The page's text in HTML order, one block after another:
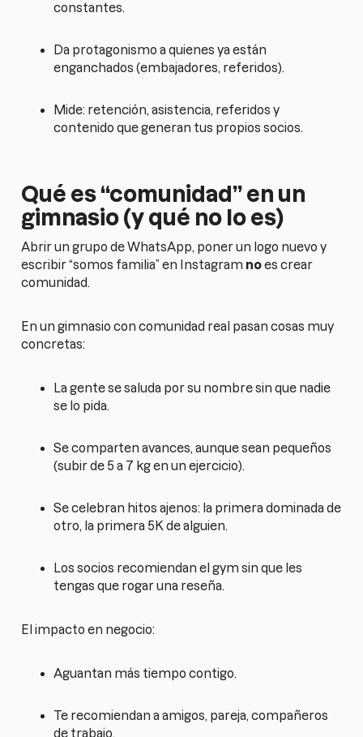
constantes.
Da protagonismo a quienes ya están
enganchados (embajadores, referidos).
Mide: retención, asistencia, referidos y
contenido que generan tus propios socios.
Qué es “comunidad” en un
gimnasio (y qué no lo es)
Abrir un grupo de WhatsApp, poner un logo nuevo y
escribir “somos familia” en Instagram noes crear
comunidad.
En un gimnasio con comunidad real pasan cosas muy
concretas:
La gente se saluda por su nombre sin que nadie
se lo pida.
Se comparten avances, aunque sean pequeños
(subir de 5 a 7 kg en un ejercicio).
Se celebran hitos ajenos: la primera dominada de
otro, la primera 5K de alguien.
Los socios recomiendan el gym sin que les
tengas que rogar una reseña.
El impacto en negocio:
Aguantan más tiempo contigo.
Te recomiendan a amigos, pareja, compañeros
de trabajo.